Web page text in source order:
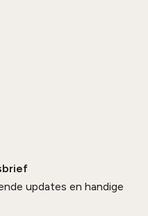
updates en handige